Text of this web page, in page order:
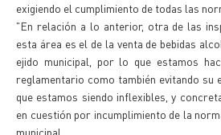
exigiendo el cumplimiento de todas las
"En relación a lo anterior, otra de las
esta área es el de la venta de bebidas
ejido municipal, por lo que estamos
reglamentario como también evitando su
que estamos siendo inflexibles, y
en cuestión por incumplimiento de la
municipal.